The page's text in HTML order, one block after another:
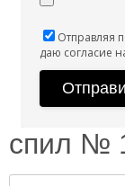
Отправляя
даю согласие
спил №